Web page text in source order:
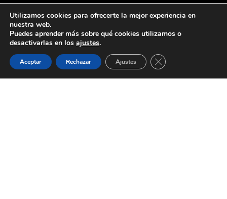
Utilizamos cookies para ofrecerte la mejor experiencia en
nuestra web.
Puedes aprender más sobre qué cookies utilizamos o
desactivarlas en los ajustes.
Aceptar Rechazar Ajustes Cerrar el banner de